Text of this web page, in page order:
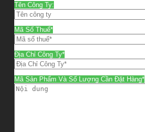
Tên Công Ty:
Mã Số Thuế*
Địa Chỉ Công Ty*
Mã Sản Phẩm Và Số Lượng Cần Đặt Hàng*